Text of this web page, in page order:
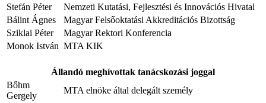
Stefán Péter
Nemzeti Kutatási, Fejlesztési és Innovációs Hivatal
Bálint Ágnes
Magyar Felsőoktatási Akkreditációs Bizottság
Sziklai Péter
Magyar Rektori Konferencia
Monok István MTA KIK
Állandó meghívottak tanácskozási joggal
Bőhm
Gergely
MTA elnöke által delegált személy